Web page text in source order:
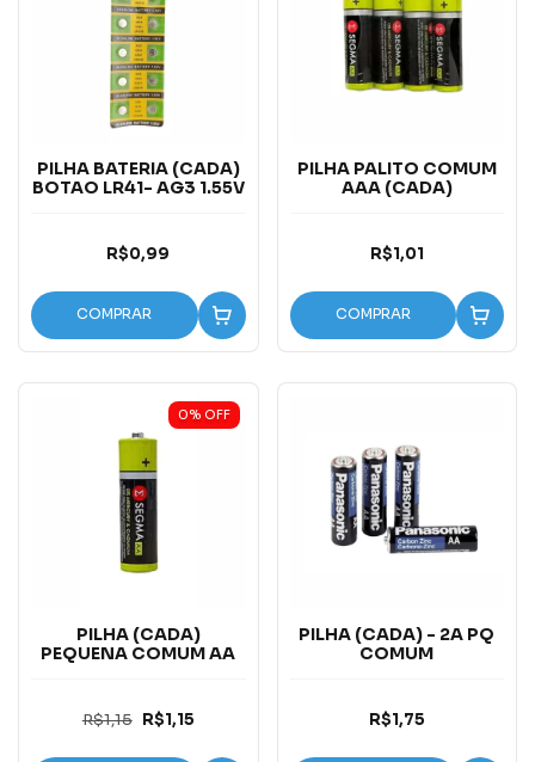
PILHA BATERIA (CADA)
BOTAO LR41- AG3 1.55V
R$0,99
COMPRAR
PILHA PALITO COMUM
AAA (CADA)
R$1,01
COMPRAR
0% OFF
PILHA (CADA)
PEQUENA COMUM AA
R$1,15 R$1,15
PILHA (CADA) - 2A PQ
COMUM
R$1,75